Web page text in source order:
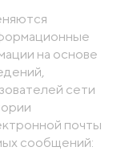
на основе
сети
почты
сообщений: